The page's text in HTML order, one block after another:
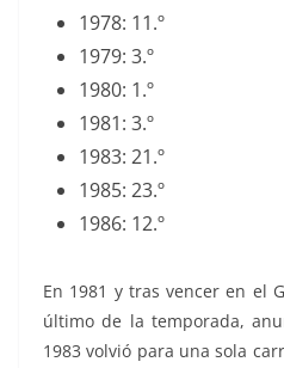
1978: 11.º
1979: 3.º
1980: 1.º
1981: 3.º
1983: 21.º
1985: 23.º
1986: 12.º
En 1981 y tras vencer en el
último de la temporada,
1983 volvió para una sola